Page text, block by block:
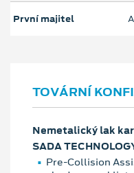
První majitel
TOVÁRNÍ
Nemetalický lak
SADA
Pre-Collision